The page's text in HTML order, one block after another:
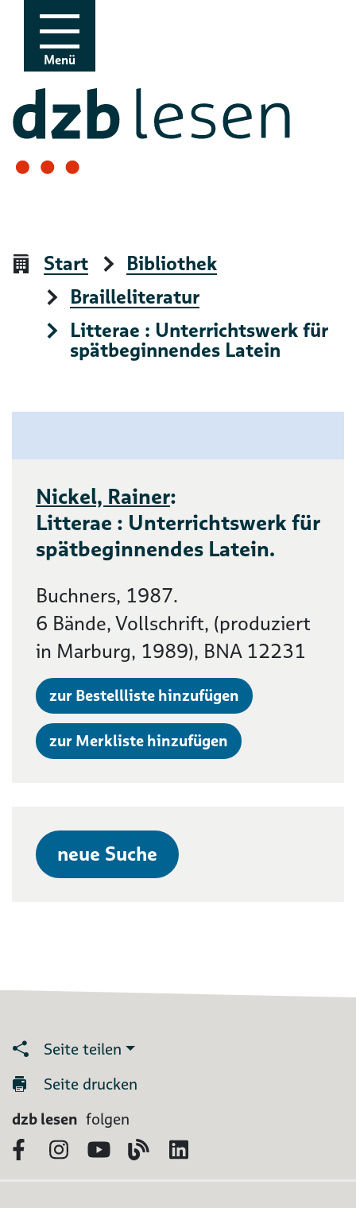
Zur Navigation
Zum Inhalt
Menü
Start
Bibliothek
Brailleliteratur
Litterae : Unterrichtswerk für
spätbeginnendes Latein
Nickel, Rainer:
Litterae : Unterrichtswerk für
spätbeginnendes Latein.
Buchners, 1987.
6 Bände, Vollschrift, (produziert
in Marburg, 1989), BNA 12231
zur Bestellliste hinzufügen
zur Merkliste hinzufügen
neue Suche
Seite teilen
Seite drucken
dzb lesen folgen
FacebookInstagram
YouTubeBlog